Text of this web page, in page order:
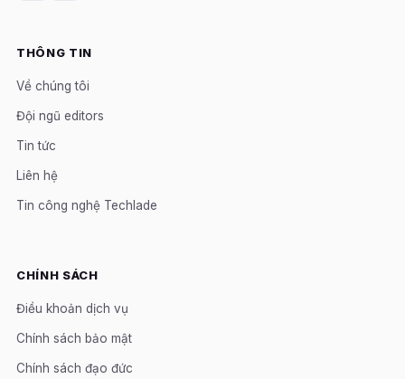
THÔNG TIN
Về chúng tôi
Đội ngũ editors
Tin tức
Liên hệ
Tin công nghệ Techlade
CHÍNH SÁCH
Điều khoản dịch vụ
Chính sách bảo mật
Chính sách đạo đức